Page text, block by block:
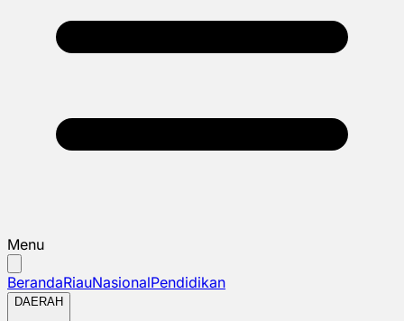
Menu
BerandaRiauNasionalPendidikan
DAERAH